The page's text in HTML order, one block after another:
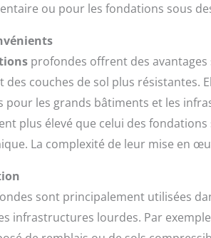
ou pour les fondations sous
profondes offrent des avantages
des couches de sol plus résistantes.
pour les grands bâtiments et les
plus élevé que celui des
La complexité de leur mise en
sont principalement utilisées
infrastructures lourdes. Par